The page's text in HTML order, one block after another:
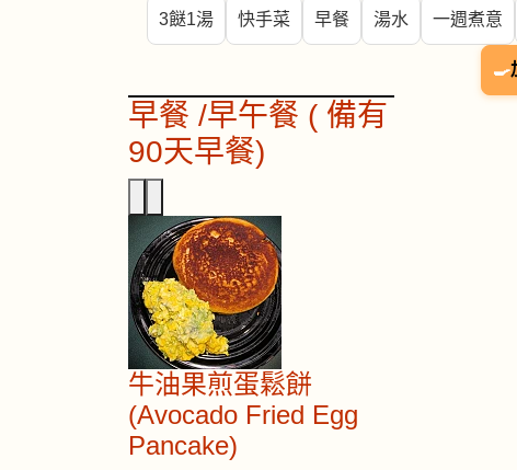
3餸1湯 快手菜 早餐 湯水 一週煮意
🍳
早餐 /早午餐 ( 備有
90天早餐)
牛油果煎蛋鬆餅
(Avocado Fried Egg
Pancake)